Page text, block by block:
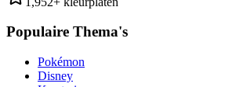
Populaire Thema's
Pokémon
Disney